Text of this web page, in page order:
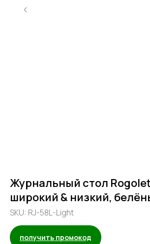
Журнальный стол
широкий & низкий,
SKU: RJ-58L-Light
получить промокод